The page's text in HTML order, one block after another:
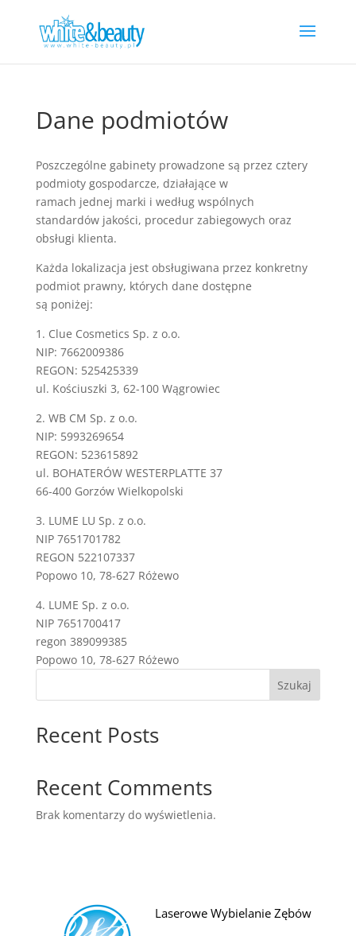
Dane podmiotów
Poszczególne gabinety prowadzone są przez cztery
podmioty gospodarcze, działające w
ramach jednej marki i według wspólnych
standardów jakości, procedur zabiegowych oraz
obsługi klienta.
Każda lokalizacja jest obsługiwana przez konkretny
podmiot prawny, których dane dostępne
są poniżej:
1. Clue Cosmetics Sp. z o.o.
NIP: 7662009386
REGON: 525425339
ul. Kościuszki 3, 62-100 Wągrowiec
2. WB CM Sp. z o.o.
NIP: 5993269654
REGON: 523615892
ul. BOHATERÓW WESTERPLATTE 37
66-400 Gorzów Wielkopolski
3. LUME LU Sp. z o.o.
NIP 7651701782
REGON 522107337
Popowo 10, 78-627 Różewo
4. LUME Sp. z o.o.
NIP 7651700417
regon 389099385
Popowo 10, 78-627 Różewo
Szukaj
Recent Posts
Recent Comments
Brak komentarzy do wyświetlenia.
Laserowe Wybielanie Zębów